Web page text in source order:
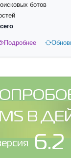
ботов
Подробнее
В
6.2